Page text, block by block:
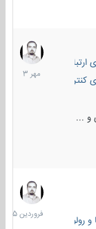
و جمع آوری
آتش و تجهیزات
...
1
مهر
1403
17
فروردین
1405